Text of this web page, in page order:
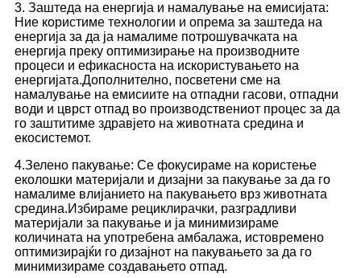
3. Заштеда на енергија и намалување на емисијата:
Ние користиме технологии и опрема за заштеда на
енергија за да ја намалиме потрошувачката на
енергија преку оптимизирање на производните
процеси и ефикасноста на искористувањето на
енергијата.Дополнително, посветени сме на
намалување на емисиите на отпадни гасови, отпадни
води и цврст отпад во производствениот процес за да
го заштитиме здравјето на животната средина и
екосистемот.
4.Зелено пакување: Се фокусираме на користење
еколошки материјали и дизајни за пакување за да го
намалиме влијанието на пакувањето врз животната
средина.Избираме рециклирачки, разградливи
материјали за пакување и ја минимизираме
количината на употребена амбалажа, истовремено
оптимизирајќи го дизајнот на пакувањето за да го
минимизираме создавањето отпад.